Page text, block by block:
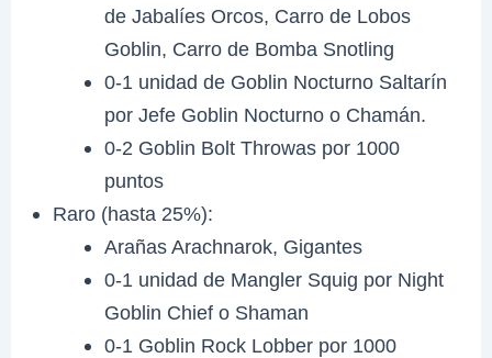
de Jabalíes Orcos, Carro de Lobos
Goblin, Carro de Bomba Snotling
0-1 unidad de Goblin Nocturno Saltarín
por Jefe Goblin Nocturno o Chamán.
0-2 Goblin Bolt Throwas por 1000
puntos
Raro (hasta 25%):
Arañas Arachnarok, Gigantes
0-1 unidad de Mangler Squig por Night
Goblin Chief o Shaman
0-1 Goblin Rock Lobber por 1000